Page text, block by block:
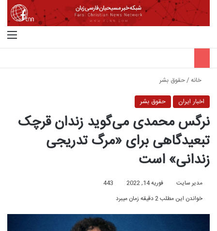
خانه/حقوق بشر
اخبار ایران
حقوق بشر
نرگس محمدی می‌گوید زندان قرچک
تبعیدگاهی برای «مرگ تدریجی
زندانی» است
مدیر سایت فوریه 14, 2022
443
خواندن این مطلب 2 دقیقه زمان میبرد